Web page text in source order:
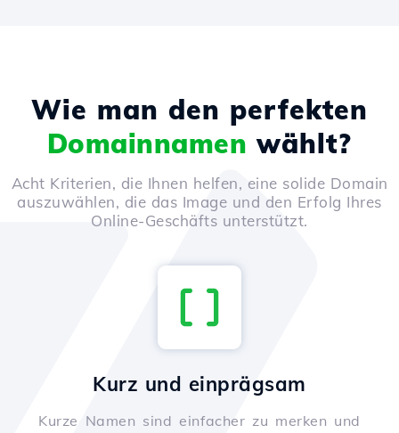
Wie man den perfekten
Domainnamen wählt?
Acht Kriterien, die Ihnen helfen, eine solide Domain
auszuwählen, die das Image und den Erfolg Ihres
Online-Geschäfts unterstützt.
Kurz und einprägsam
Kurze Namen sind einfacher zu merken und